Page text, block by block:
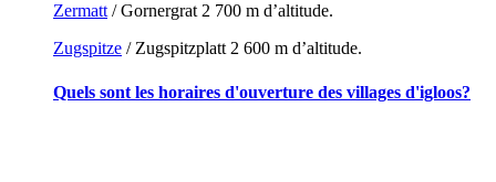
Zermatt/ Gornergrat 2 700 m d’altitude.
Zugspitze / Zugspitzplatt 2 600 m d’altitude.
Quels sont les horaires d'ouverture des villages d'igloos?